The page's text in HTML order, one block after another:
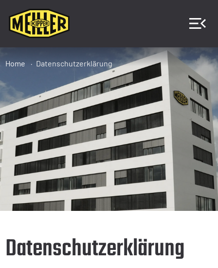
Home Datenschutzerklärung
Datenschutzerklärung